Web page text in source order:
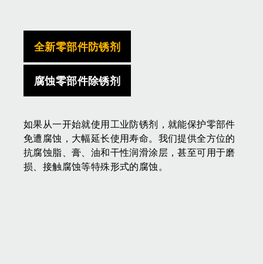
全新零部件防锈剂
腐蚀零部件除锈剂
如果从一开始就使用工业防锈剂，就能保护零部件
免遭腐蚀，大幅延长使用寿命。我们提供全方位的
抗腐蚀脂、膏、油和干性润滑涂层，甚至可用于磨
损、接触腐蚀等特殊形式的腐蚀。